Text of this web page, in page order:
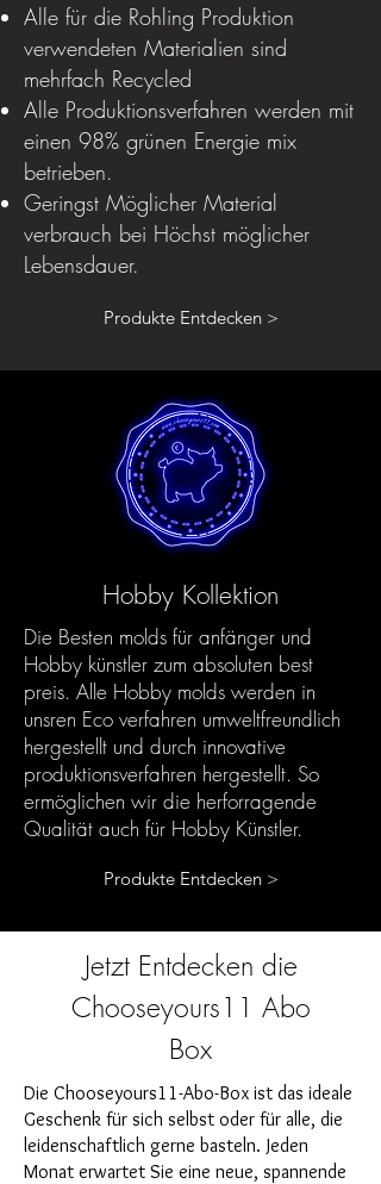
Alle für die Rohling Produktion
verwendeten Materialien sind
mehrfach Recycled
Alle Produktionsverfahren werden mit
einen 98% grünen Energie mix
betrieben.
Geringst Möglicher Material
verbrauch bei Höchst möglicher
Lebensdauer.
Produkte Entdecken >
Hobby Kollektion
Die Besten molds für anfänger und
Hobby künstler zum absoluten best
preis. Alle Hobby molds werden in
unsren Eco verfahren umweltfreundlich
hergestellt und durch innovative
produktionsverfahren hergestellt. So
ermöglichen wir die herforragende
Qualität auch für Hobby Künstler.
Produkte Entdecken >
Jetzt Entdecken die
Chooseyours11 Abo
Box
Die Chooseyours11-Abo-Box ist das ideale
Geschenk für sich selbst oder für alle, die
leidenschaftlich gerne basteln. Jeden
Monat erwartet Sie eine neue, spannende